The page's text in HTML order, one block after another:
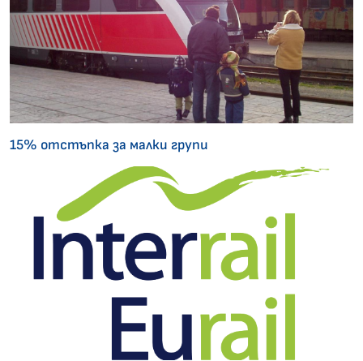
15% отстъпка за малки групи